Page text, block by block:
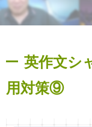
英作文シ
用対策⑨